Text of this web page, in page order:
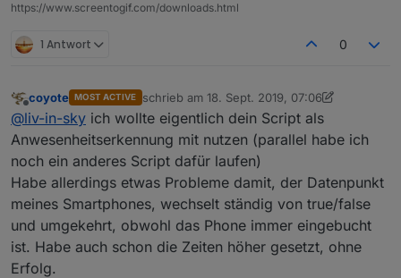
https://www.screentogif.com/downloads.html
1 Antwort 0
Offline
coyote MOST ACTIVE schrieb am 18. Sept. 2019, 07:06
zuletzt editiert von coyote
@liv-in-sky ich wollte eigentlich dein Script als
Anwesenheitserkennung mit nutzen (parallel habe ich
noch ein anderes Script dafür laufen)
Habe allerdings etwas Probleme damit, der Datenpunkt
meines Smartphones, wechselt ständig von true/false
und umgekehrt, obwohl das Phone immer eingebucht
ist. Habe auch schon die Zeiten höher gesetzt, ohne
Erfolg.